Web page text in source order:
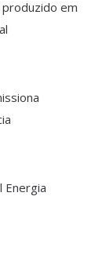
em
Energia